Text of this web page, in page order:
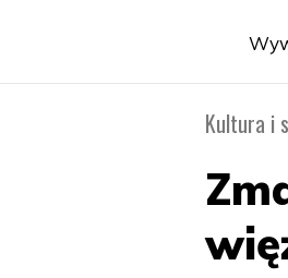
Kultura i